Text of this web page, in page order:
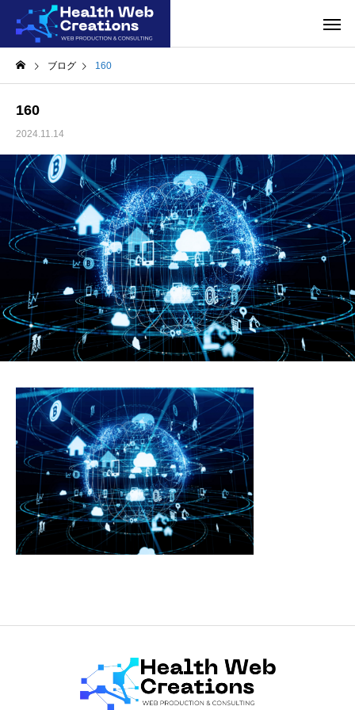
ブログ 160
160
2024.11.14